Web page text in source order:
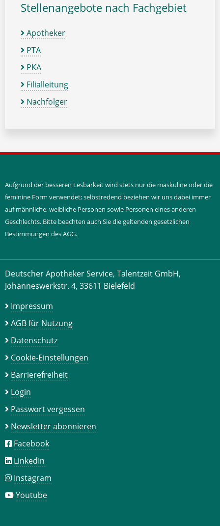
Stellenangebote nach Fachgebiet
Apotheker
PTA
PKA
Filialleitung
Nachfolger
Aufgrund der besseren Lesbarkeit wird stets nur die maskuline oder die
feminine Form verwendet; selbstredend beziehen wir uns dabei immer
auf männliche, weibliche Personen sowie Personen eines anderen
Geschlechts. Bitte beachten auch Sie die geltenden gesetzlichen
Bestimmungen des AGG.
Deutscher Apotheker Service, Talentzeit GmbH,
Johanneswerkstr. 4, 33611 Bielefeld
Impressum
AGB für Nutzung
Datenschutz
Cookie-Einstellungen
Barrierefreiheit
Login
Passwort vergessen
Newsletter abonnieren
Facebook
LinkedIn
Instagram
Youtube